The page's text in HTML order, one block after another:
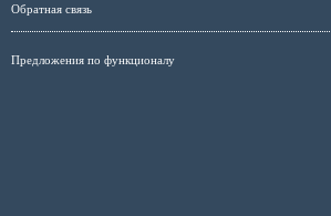
Обратная связь
Предложения по функционалу